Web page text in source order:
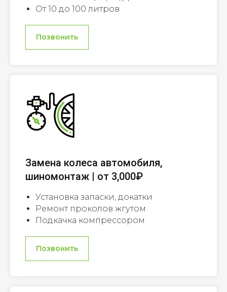
От 10 до 100 литров
Позвонить
Замена колеса автомобиля,
шиномонтаж | от 3,000₽
Установка запаски, докатки
Ремонт проколов жгутом
Подкачка компрессором
Позвонить